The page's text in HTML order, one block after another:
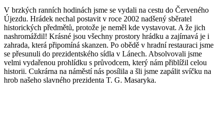
V brzkých ranních hodinách jsme se vydali na cestu do Červeného
Újezdu. Hrádek nechal postavit v roce 2002 nadšený sběratel
historických předmětů, protože je neměl kde vystavovat. A že jich
nashromáždil! Krásné jsou všechny prostory hrádku a zajímavá je i
zahrada, která připomíná skanzen. Po obědě v hradní restauraci jsme
se přesunuli do prezidentského sídla v Lánech. Absolvovali jsme
velmi vydařenou prohlídku s průvodcem, který nám přiblížil celou
historii. Cukrárna na náměstí nás posílila a šli jsme zapálit svíčku na
hrob našeho slavného prezidenta T. G. Masaryka.